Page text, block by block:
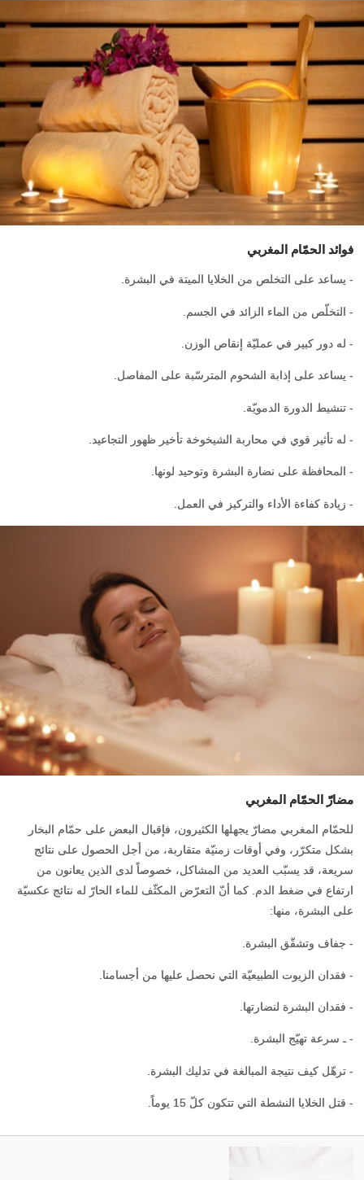
فوائد الحمّام المغربي
- يساعد على التخلص من الخلايا الميتة في البشرة.
- التخلّص من الماء الزائد في الجسم.
- له دور كبير في عمليّة إنقاص الوزن.
- يساعد على إذابة الشحوم المترسّبة على المفاصل.
- تنشيط الدورة الدمويّة.
- له تأثير قوي في محاربة الشيخوخة تأخير ظهور التجاعيد.
- المحافظة على نضارة البشرة وتوحيد لونها.
- زيادة كفاءة الأداء والتركيز في العمل.
مضارّ الحمّام المغربي
للحمّام المغربي مضارّ يجهلها الكثيرون، فإقبال البعض على حمّام البخار
بشكل متكرّر، وفي أوقات زمنيّة متقاربة، من أجل الحصول على نتائج
سريعة، قد يسبّب العديد من المشاكل، خصوصاً لدى الذين يعانون من
ارتفاع في ضغط الدم. كما أنّ التعرّض المكثّف للماء الحارّ له نتائج عكسيّة
على البشرة، منها:
- جفاف وتشقّق البشرة.
- فقدان الزيوت الطبيعيّة التي نحصل عليها من أجسامنا.
- فقدان البشرة لنضارتها.
- ـ سرعة تهيّج البشرة.
- ترهّل كيف نتيجة المبالغة في تدليك البشرة.
- قتل الخلايا النشطة التي تتكون كلّ 15 يوماً.